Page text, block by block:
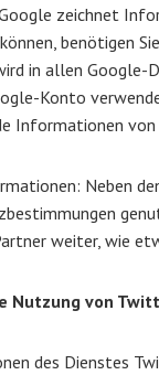
zeichnet
benötigen
in allen Google-
Konto
Informationen
Neben
weiter, wie
Nutzung von
des Dienstes